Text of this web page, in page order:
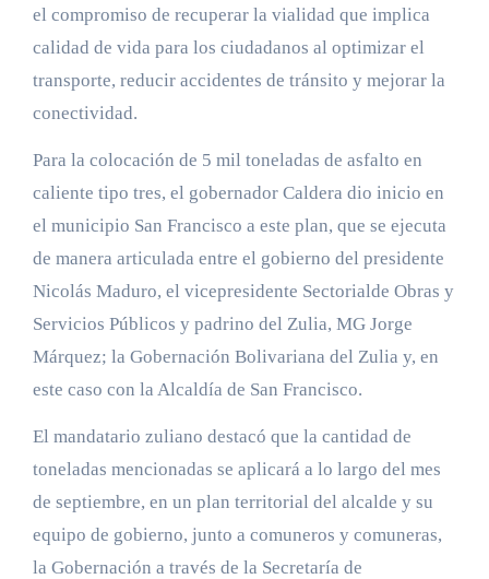
el compromiso de recuperar la vialidad que implica
calidad de vida para los ciudadanos al optimizar el
transporte, reducir accidentes de tránsito y mejorar la
conectividad.
Para la colocación de 5 mil toneladas de asfalto en
caliente tipo tres, el gobernador Caldera dio inicio en
el municipio San Francisco a este plan, que se ejecuta
de manera articulada entre el gobierno del presidente
Nicolás Maduro, el vicepresidente Sectorialde Obras y
Servicios Públicos y padrino del Zulia, MG Jorge
Márquez; la Gobernación Bolivariana del Zulia y, en
este caso con la Alcaldía de San Francisco.
El mandatario zuliano destacó que la cantidad de
toneladas mencionadas se aplicará a lo largo del mes
de septiembre, en un plan territorial del alcalde y su
equipo de gobierno, junto a comuneros y comuneras,
la Gobernación a través de la Secretaría de